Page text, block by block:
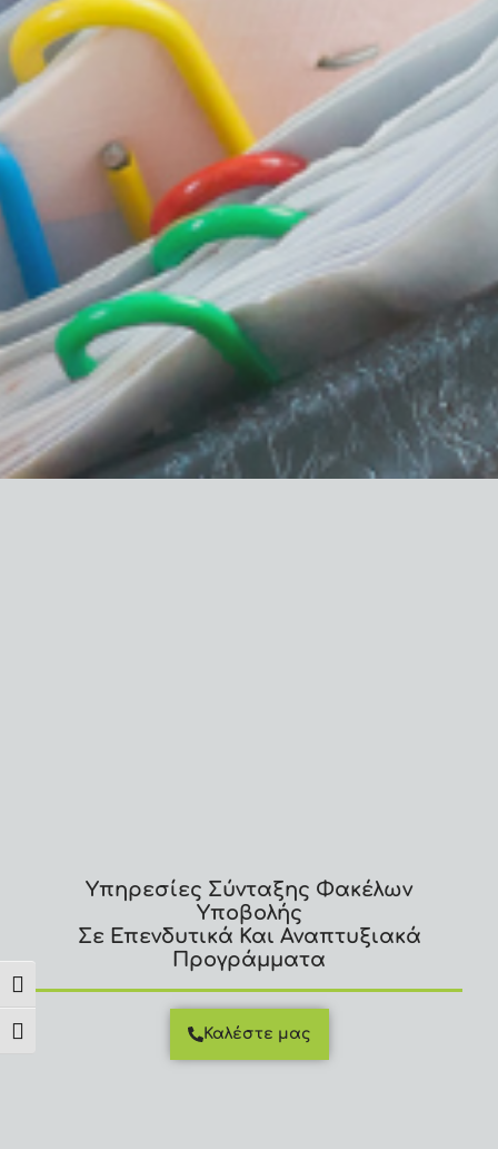
Εναλλαγή Υψηλής Αντίθεσης
Εναλλαγή Μεγέθους Γραμμάτων
Υπηρεσίες Σύνταξης Φακέλων
Υποβολής
Σε Επενδυτικά Και Αναπτυξιακά
Προγράμματα
Καλέστε μας